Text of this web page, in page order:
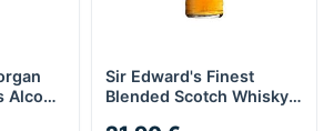
Alcool
Sir Edward's Finest
Blended Scotch Whisky -